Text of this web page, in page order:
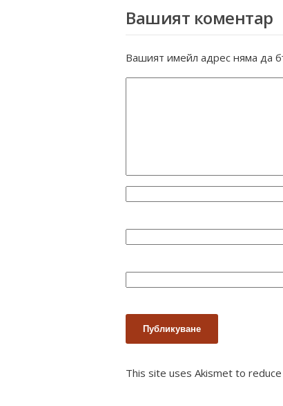
Вашият коментар
Вашият имейл адрес няма да
This site uses Akismet to reduce